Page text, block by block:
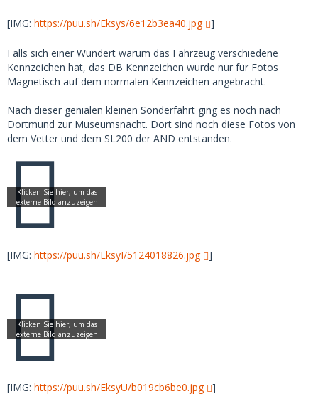
[IMG: https://puu.sh/Eksys/6e12b3ea40.jpg ]
Falls sich einer Wundert warum das Fahrzeug verschiedene
Kennzeichen hat, das DB Kennzeichen wurde nur für Fotos
Magnetisch auf dem normalen Kennzeichen angebracht.
Nach dieser genialen kleinen Sonderfahrt ging es noch nach
Dortmund zur Museumsnacht. Dort sind noch diese Fotos von
dem Vetter und dem SL200 der AND entstanden.
[IMG: https://puu.sh/EksyI/5124018826.jpg ]
[IMG: https://puu.sh/EksyU/b019cb6be0.jpg ]